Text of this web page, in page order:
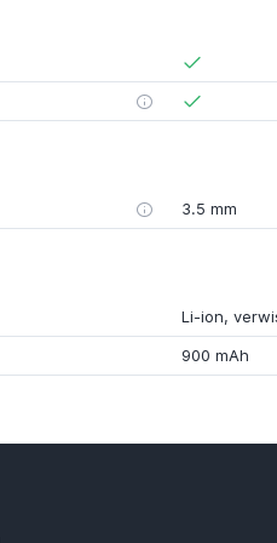
3.5 mm
Li-ion,
900 mAh